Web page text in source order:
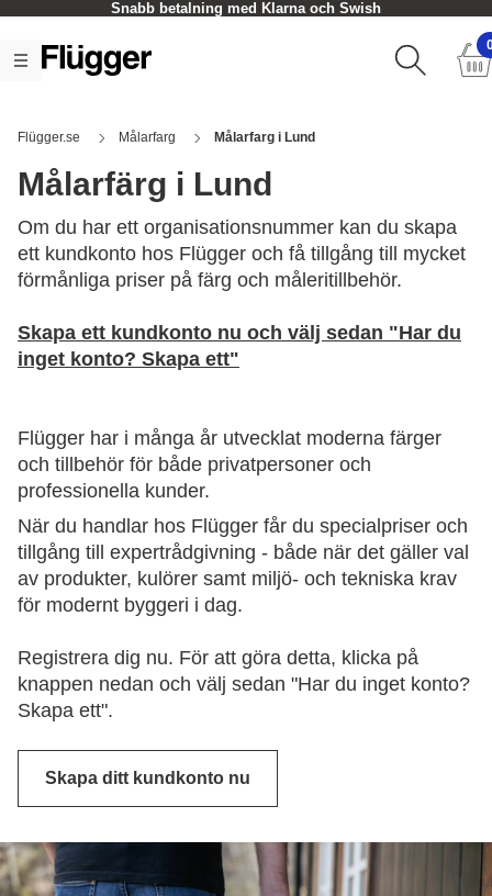
Snabb betalning med Klarna och Swish
Flügger.se Målarfarg Målarfarg i Lund
Målarfärg i Lund
Om du har ett organisationsnummer kan du skapa
ett kundkonto hos Flügger och få tillgång till mycket
förmånliga priser på färg och måleritillbehör.
Skapa ett kundkonto nu och välj sedan "Har du
inget konto? Skapa ett"
Flügger har i många år utvecklat moderna färger
och tillbehör för både privatpersoner och
professionella kunder.
När du handlar hos Flügger får du specialpriser och
tillgång till expertrådgivning - både när det gäller val
av produkter, kulörer samt miljö- och tekniska krav
för modernt byggeri i dag.
Registrera dig nu. För att göra detta, klicka på
knappen nedan och välj sedan "Har du inget konto?
Skapa ett".
Skapa ditt kundkonto nu